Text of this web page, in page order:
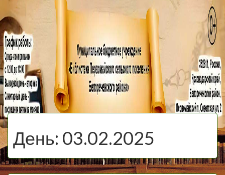
МБУ Библиотека
Первомайского
Сельского
Поселения
День: 03.02.2025